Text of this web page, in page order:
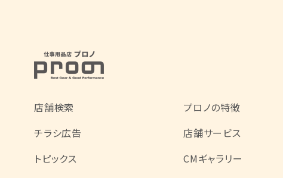
店舗検索
チラシ広告
トピックス
プロノの特徴
店舗サービス
CMギャラリー